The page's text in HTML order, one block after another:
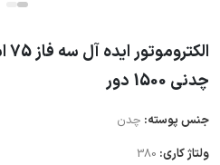
چدنی 1500 دور
جنس پوسته: چدن
ولتاژ کاری: 380